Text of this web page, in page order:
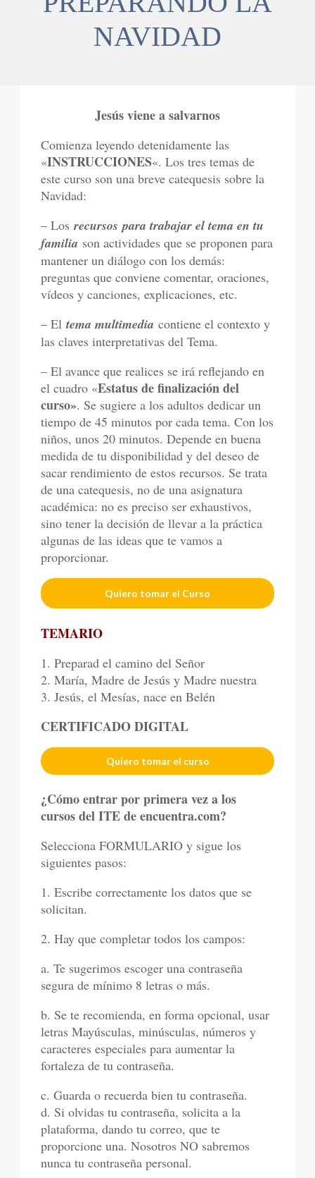
NAVIDAD
Jesús viene a salvarnos
Comienza leyendo detenidamente las
«INSTRUCCIONES«. Los tres temas de
este curso son una breve catequesis sobre la
Navidad:
– Losrecursos para trabajar el tema en tu
familia son actividades que se proponen para
mantener un diálogo con los demás:
preguntas que conviene comentar, oraciones,
vídeos y canciones, explicaciones, etc.
– Eltema multimedia contiene el contexto y
las claves interpretativas del Tema.
– El avance que realices se irá reflejando en
el cuadro «Estatus de finalización del
curso». Se sugiere a los adultos dedicar un
tiempo de 45 minutos por cada tema. Con los
niños, unos 20 minutos. Depende en buena
medida de tu disponibilidad y del deseo de
sacar rendimiento de estos recursos. Se trata
de una catequesis, no de una asignatura
académica: no es preciso ser exhaustivos,
sino tener la decisión de llevar a la práctica
algunas de las ideas que te vamos a
proporcionar.
Quiero tomar el Curso
TEMARIO
1. Preparad el camino del Señor
2. María, Madre de Jesús y Madre nuestra
3. Jesús, el Mesías, nace en Belén
CERTIFICADO DIGITAL
Quiero tomar el curso
¿Cómo entrar por primera vez a los
cursos del ITE de encuentra.com?
Selecciona FORMULARIO y sigue los
siguientes pasos:
1. Escribe correctamente los datos que se
solicitan.
2. Hay que completar todos los campos:
a. Te sugerimos escoger una contraseña
segura de mínimo 8 letras o más.
b. Se te recomienda, en forma opcional, usar
letras Mayúsculas, minúsculas, números y
caracteres especiales para aumentar la
fortaleza de tu contraseña.
c. Guarda o recuerda bien tu contraseña.
d. Si olvidas tu contraseña, solicita a la
plataforma, dando tu correo, que te
proporcione una. Nosotros NO sabremos
nunca tu contraseña personal.